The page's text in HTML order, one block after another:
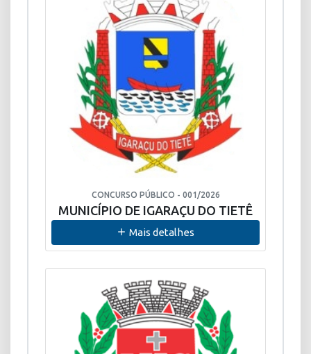
CONCURSO PÚBLICO - 001/2026
MUNICÍPIO DE IGARAÇU DO TIETÊ
Mais detalhes